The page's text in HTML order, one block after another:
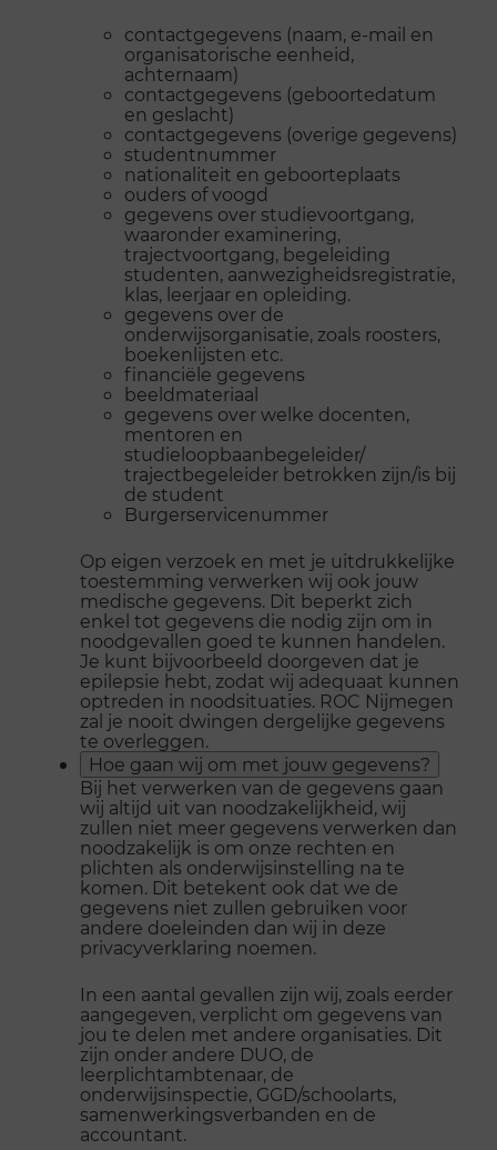
contactgegevens (naam, e-mail en
organisatorische eenheid,
achternaam)
contactgegevens (geboortedatum
en geslacht)
contactgegevens (overige gegevens)
studentnummer
nationaliteit en geboorteplaats
ouders of voogd
gegevens over studievoortgang,
waaronder examinering,
trajectvoortgang, begeleiding
studenten, aanwezigheidsregistratie,
klas, leerjaar en opleiding.
gegevens over de
onderwijsorganisatie, zoals roosters,
boekenlijsten etc.
financiële gegevens
beeldmateriaal
gegevens over welke docenten,
mentoren en
studieloopbaanbegeleider/
trajectbegeleider betrokken zijn/is bij
de student
Burgerservicenummer
Op eigen verzoek en met je uitdrukkelijke
toestemming verwerken wij ook jouw
medische gegevens. Dit beperkt zich
enkel tot gegevens die nodig zijn om in
noodgevallen goed te kunnen handelen.
Je kunt bijvoorbeeld doorgeven dat je
epilepsie hebt, zodat wij adequaat kunnen
optreden in noodsituaties. ROC Nijmegen
zal je nooit dwingen dergelijke gegevens
te overleggen.
Hoe gaan wij om met jouw gegevens?
Bij het verwerken van de gegevens gaan
wij altijd uit van noodzakelijkheid, wij
zullen niet meer gegevens verwerken dan
noodzakelijk is om onze rechten en
plichten als onderwijsinstelling na te
komen. Dit betekent ook dat we de
gegevens niet zullen gebruiken voor
andere doeleinden dan wij in deze
privacyverklaring noemen.
In een aantal gevallen zijn wij, zoals eerder
aangegeven, verplicht om gegevens van
jou te delen met andere organisaties. Dit
zijn onder andere DUO, de
leerplichtambtenaar, de
onderwijsinspectie, GGD/schoolarts,
samenwerkingsverbanden en de
accountant.